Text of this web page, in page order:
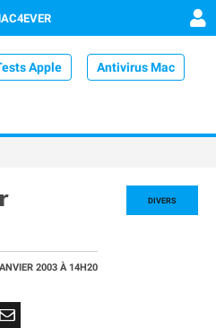
Apple Antivirus Mac
DIVERS
2003 À 14H20